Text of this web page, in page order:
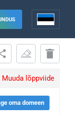
Muuda lõppviide
oma domeen